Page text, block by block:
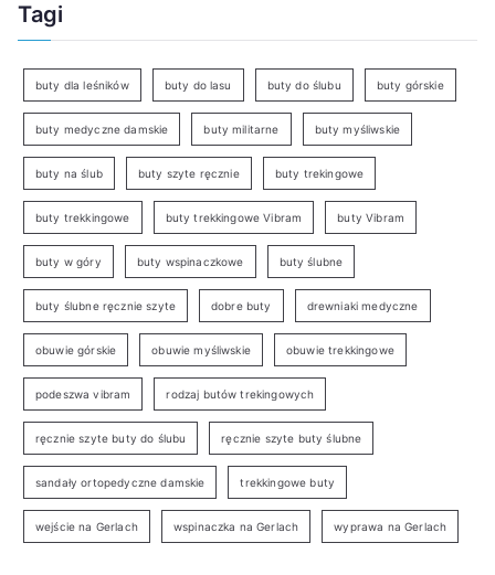
Tagi
buty dla leśników buty do lasu buty do ślubu buty górskie
buty medyczne damskie buty militarne buty myśliwskie
buty na ślub buty szyte ręcznie buty trekingowe
buty trekkingowe buty trekkingowe Vibram buty Vibram
buty w góry buty wspinaczkowe buty ślubne
buty ślubne ręcznie szyte dobre buty drewniaki medyczne
obuwie górskie obuwie myśliwskie obuwie trekkingowe
podeszwa vibram rodzaj butów trekingowych
ręcznie szyte buty do ślubu ręcznie szyte buty ślubne
sandały ortopedyczne damskie trekkingowe buty
wejście na Gerlach wspinaczka na Gerlach wyprawa na Gerlach